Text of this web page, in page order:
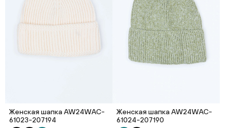
Женская шапка AW24WAC-
61023-207194
Женская шапка AW24WAC-
61024-207190